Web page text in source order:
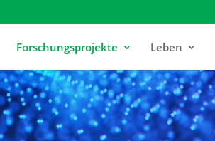
Forschungsprojekte Leben